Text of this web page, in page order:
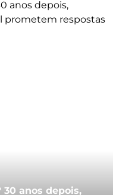
anos depois,